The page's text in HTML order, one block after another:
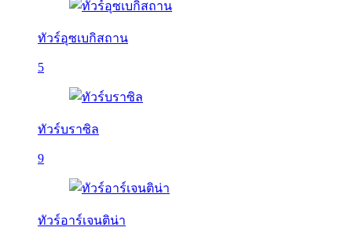
ทัวร์อุซเบกิสถาน
5
ทัวร์บราซิล
9
ทัวร์อาร์เจนติน่า